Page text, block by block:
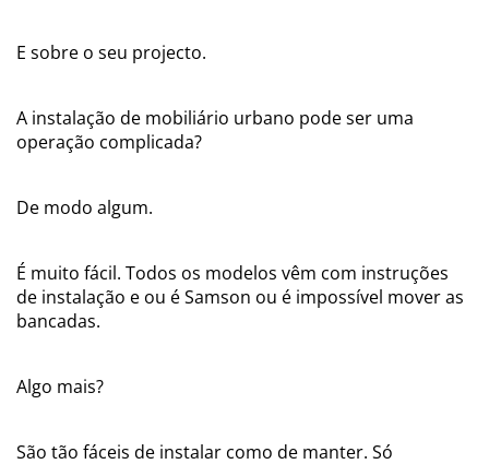
E sobre o seu projecto.
A instalação de mobiliário urbano pode ser uma
operação complicada?
De modo algum.
É muito fácil. Todos os modelos vêm com instruções
de instalação e ou é Samson ou é impossível mover as
bancadas.
Algo mais?
São tão fáceis de instalar como de manter. Só